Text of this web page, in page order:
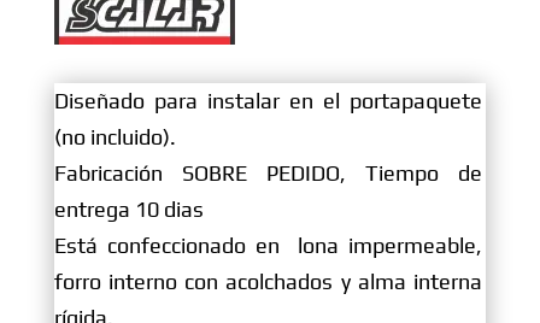
Diseñado para instalar en el portapaquete
(no incluido).
Fabricación SOBRE PEDIDO, Tiempo de
entrega 10 dias
Está confeccionado en lona impermeable,
forro interno con acolchados y alma interna
rígida.